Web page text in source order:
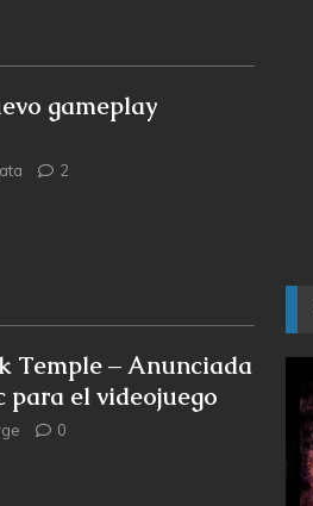
gameplay
2
Temple – Anunciada
para el videojuego
0